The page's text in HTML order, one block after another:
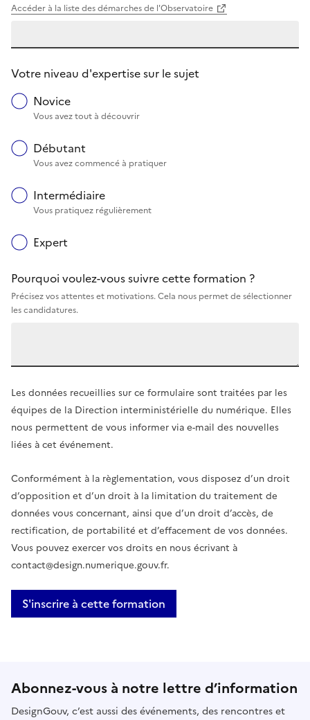
Accéder à la liste des démarches de l'Observatoire
Votre niveau d'expertise sur le sujet
Novice
Vous avez tout à découvrir
Débutant
Vous avez commencé à pratiquer
Intermédiaire
Vous pratiquez régulièrement
Expert
Pourquoi voulez-vous suivre cette formation ?
Précisez vos attentes et motivations. Cela nous permet de sélectionner
les candidatures.
Les données recueillies sur ce formulaire sont traitées par les
équipes de la Direction interministérielle du numérique. Elles
nous permettent de vous informer via e-mail des nouvelles
liées à cet événement.
Conformément à la règlementation, vous disposez d’un droit
d’opposition et d’un droit à la limitation du traitement de
données vous concernant, ainsi que d’un droit d’accès, de
rectification, de portabilité et d’effacement de vos données.
Vous pouvez exercer vos droits en nous écrivant à
contact@design.numerique.gouv.fr.
S'inscrire à cette formation
Abonnez-vous à notre lettre d’information
DesignGouv, c’est aussi des événements, des rencontres et